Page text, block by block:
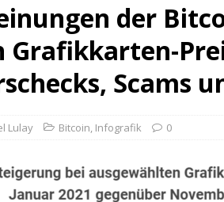
der
Grafikkarten-
Scams
Lulay Bitcoin, Infografik 0